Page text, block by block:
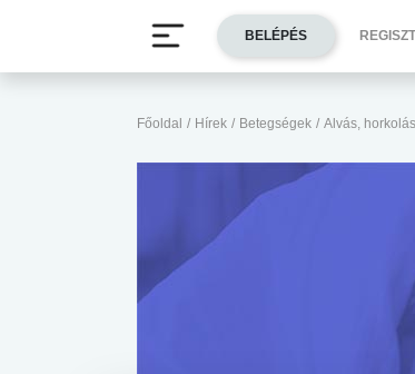
Főoldal / Hírek / Betegségek / Alvás,
BELÉPÉS